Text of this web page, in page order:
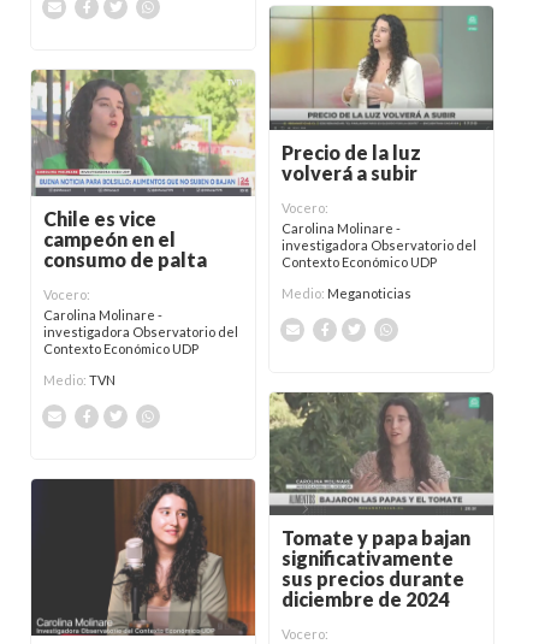
Precio de la luz
volverá a subir
Vocero:
Carolina Molinare -
investigadora Observatorio del
Contexto Económico UDP
Medio: Meganoticias
Chile es vice
campeón en el
consumo de palta
Vocero:
Carolina Molinare -
investigadora Observatorio del
Contexto Económico UDP
Medio: TVN
Tomate y papa bajan
significativamente
sus precios durante
diciembre de 2024
Vocero: